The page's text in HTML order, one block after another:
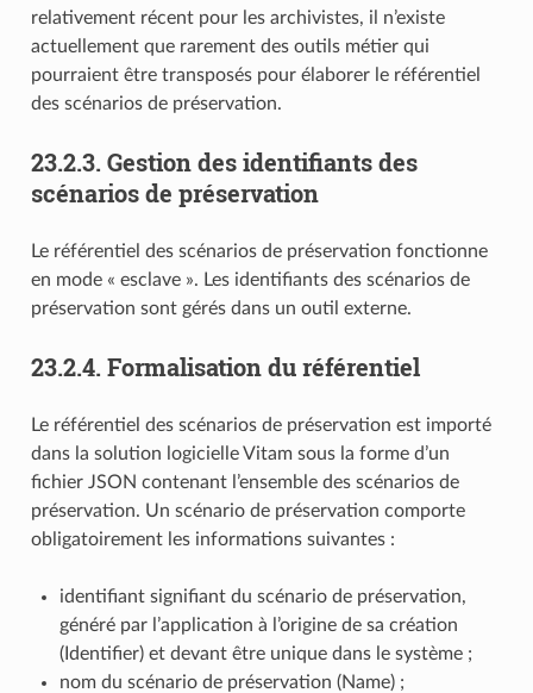
relativement récent pour les archivistes, il n’existe
actuellement que rarement des outils métier qui
pourraient être transposés pour élaborer le référentiel
des scénarios de préservation.
23.2.3. Gestion des identifiants des
scénarios de préservation
Le référentiel des scénarios de préservation fonctionne
en mode « esclave ». Les identifiants des scénarios de
préservation sont gérés dans un outil externe.
23.2.4. Formalisation du référentiel
Le référentiel des scénarios de préservation est importé
dans la solution logicielle Vitam sous la forme d’un
fichier JSON contenant l’ensemble des scénarios de
préservation. Un scénario de préservation comporte
obligatoirement les informations suivantes :
identifiant signifiant du scénario de préservation,
généré par l’application à l’origine de sa création
(Identifier) et devant être unique dans le système ;
nom du scénario de préservation (Name) ;